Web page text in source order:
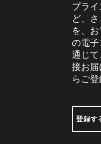
プラ
ど、
を、
の電
通じ
接お
らご登
登録す